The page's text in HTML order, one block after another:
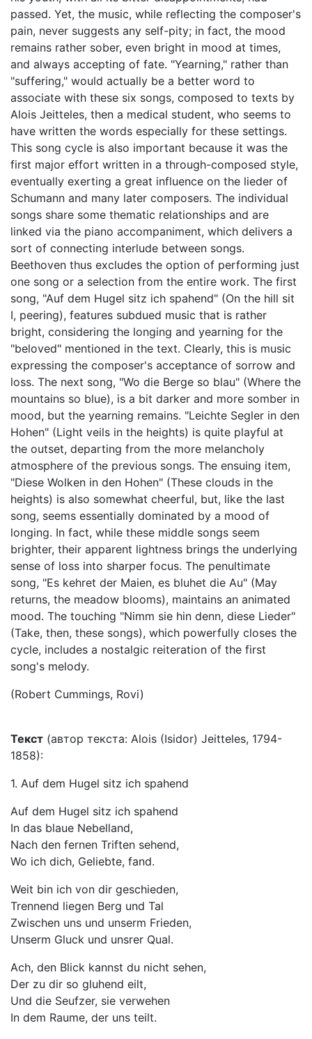
passed. Yet, the music, while reflecting the composer's
pain, never suggests any self-pity; in fact, the mood
remains rather sober, even bright in mood at times,
and always accepting of fate. "Yearning," rather than
"suffering," would actually be a better word to
associate with these six songs, composed to texts by
Alois Jeitteles, then a medical student, who seems to
have written the words especially for these settings.
This song cycle is also important because it was the
first major effort written in a through-composed style,
eventually exerting a great influence on the lieder of
Schumann and many later composers. The individual
songs share some thematic relationships and are
linked via the piano accompaniment, which delivers a
sort of connecting interlude between songs.
Beethoven thus excludes the option of performing just
one song or a selection from the entire work. The first
song, "Auf dem Hugel sitz ich spahend" (On the hill sit
I, peering), features subdued music that is rather
bright, considering the longing and yearning for the
"beloved" mentioned in the text. Clearly, this is music
expressing the composer's acceptance of sorrow and
loss. The next song, "Wo die Berge so blau" (Where the
mountains so blue), is a bit darker and more somber in
mood, but the yearning remains. "Leichte Segler in den
Hohen" (Light veils in the heights) is quite playful at
the outset, departing from the more melancholy
atmosphere of the previous songs. The ensuing item,
"Diese Wolken in den Hohen" (These clouds in the
heights) is also somewhat cheerful, but, like the last
song, seems essentially dominated by a mood of
longing. In fact, while these middle songs seem
brighter, their apparent lightness brings the underlying
sense of loss into sharper focus. The penultimate
song, "Es kehret der Maien, es bluhet die Au" (May
returns, the meadow blooms), maintains an animated
mood. The touching "Nimm sie hin denn, diese Lieder"
(Take, then, these songs), which powerfully closes the
cycle, includes a nostalgic reiteration of the first
song's melody.
(Robert Cummings, Rovi)
Текст (автор текста: Alois (Isidor) Jeitteles, 1794-
1858):
1. Auf dem Hugel sitz ich spahend
Auf dem Hugel sitz ich spahend
In das blaue Nebelland,
Nach den fernen Triften sehend,
Wo ich dich, Geliebte, fand.
Weit bin ich von dir geschieden,
Trennend liegen Berg und Tal
Zwischen uns und unserm Frieden,
Unserm Gluck und unsrer Qual.
Ach, den Blick kannst du nicht sehen,
Der zu dir so gluhend eilt,
Und die Seufzer, sie verwehen
In dem Raume, der uns teilt.